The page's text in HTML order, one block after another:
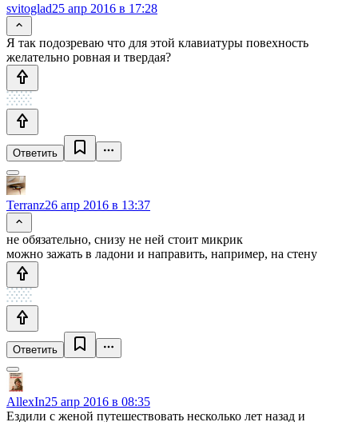
svitoglad25 апр 2016 в 17:28
Я так подозреваю что для этой клавиатуры повехность
желательно ровная и твердая?
Ответить
Terranz26 апр 2016 в 13:37
не обязательно, снизу не ней стоит микрик
можно зажать в ладони и направить, например, на стену
Ответить
AllexIn25 апр 2016 в 08:35
Ездили с женой путешествовать несколько лет назад и